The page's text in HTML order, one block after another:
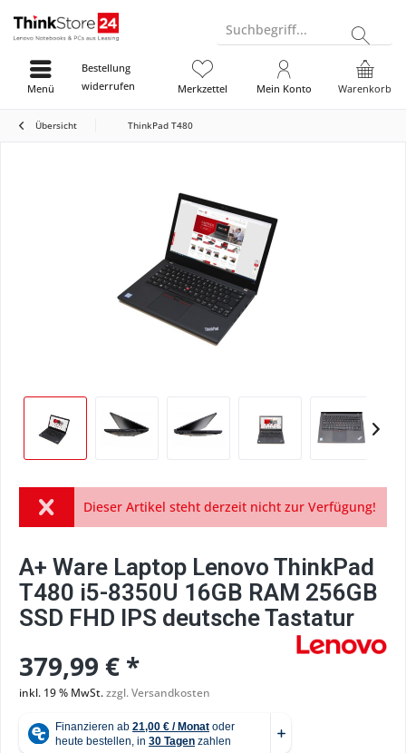
Suchbegriff...
Bestellung
widerrufen
Warenkorb
Merkzettel Mein Konto
Menü
Übersicht ThinkPad T480
Dieser Artikel steht derzeit nicht zur Verfügung!
A+ Ware Laptop Lenovo ThinkPad
T480 i5-8350U 16GB RAM 256GB
SSD FHD IPS deutsche Tastatur
379,99 € *
inkl. 19 % MwSt.zzgl. Versandkosten